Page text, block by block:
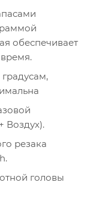
обеспечивает
Воздух).
резака
головы